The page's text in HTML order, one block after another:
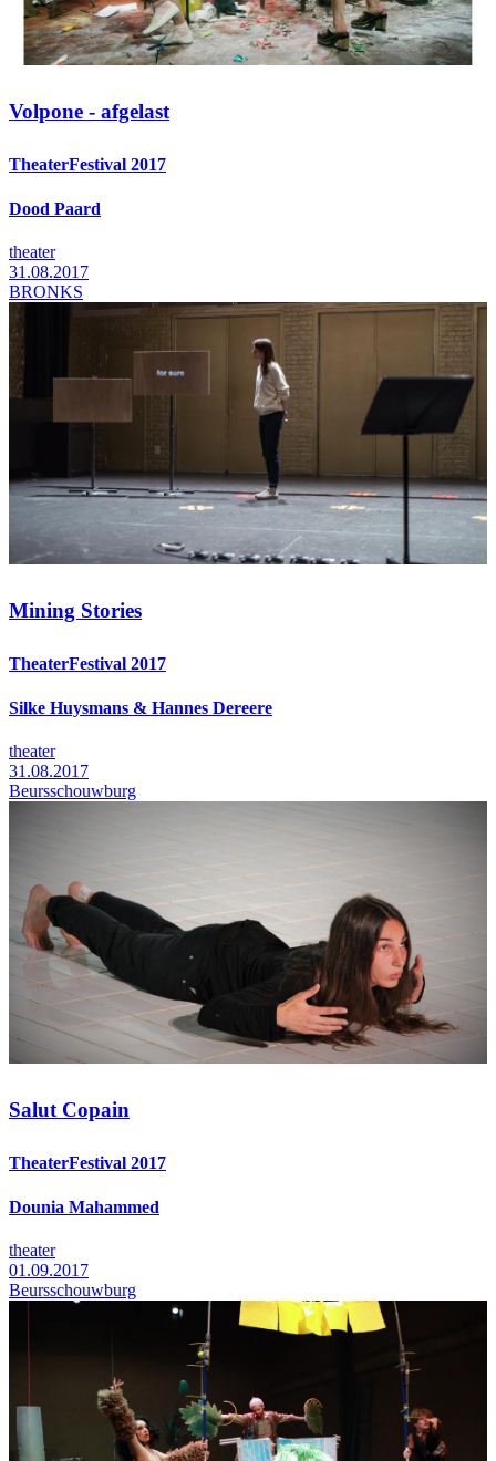
Volpone - afgelast
TheaterFestival 2017
Dood Paard
theater
31.08.2017
BRONKS
Mining Stories
TheaterFestival 2017
Silke Huysmans & Hannes Dereere
theater
31.08.2017
Beursschouwburg
Salut Copain
TheaterFestival 2017
Dounia Mahammed
theater
01.09.2017
Beursschouwburg
WITHDRAW